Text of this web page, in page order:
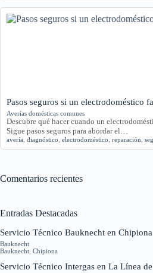
Pasos seguros si un electrodoméstico
Averías domésticas comunes
Descubre qué hacer cuando un
Sigue pasos seguros para abordar el…
avería diagnóstico electrodoméstico reparación
Comentarios recientes
Entradas Destacadas
Servicio Técnico Bauknecht en Chipiona
Bauknecht
Bauknecht Chipiona
Servicio Técnico Intergas en La Línea